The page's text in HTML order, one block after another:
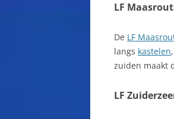
LF
De LF
langs kastelen
zuiden maakt
LF